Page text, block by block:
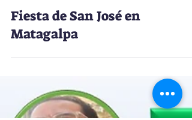
Fiesta de San José en
Matagalpa